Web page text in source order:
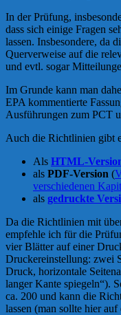
In der Prüfung,
dass sich einige Fragen
lassen. Insbesondere, da
Querverweise auf die
und evtl. sogar
Im Grunde kann man
EPA kommentierte
Ausführungen zum PCT
Auch die Richtlinien gibt
Als HTML-
als PDF-Version (
verschiedenen
als gedruckte
Da die Richtlinien mit
empfehle ich für die
vier Blätter auf einer
Druckereinstellung: zwei
Druck, horizontale
langer Kante spiegeln“).
ca. 200 und kann die
lassen (man sollte hier